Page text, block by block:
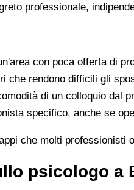
professionale,
con poca offerta di
che rendono difficili gli
di un colloquio dal
specifico, anche se
che molti
psicologo a